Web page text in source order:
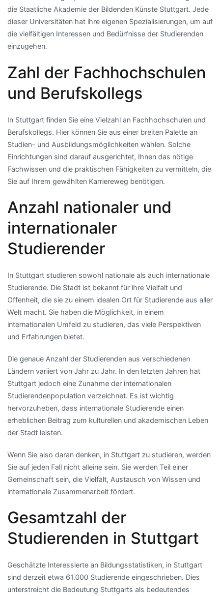
die Staatliche Akademie der Bildenden Künste Stuttgart. Jede
dieser Universitäten hat ihre eigenen Spezialisierungen, um auf
die vielfältigen Interessen und Bedürfnisse der Studierenden
einzugehen.
Zahl der Fachhochschulen
und Berufskollegs
In Stuttgart finden Sie eine Vielzahl an Fachhochschulen und
Berufskollegs. Hier können Sie aus einer breiten Palette an
Studien- und Ausbildungsmöglichkeiten wählen. Solche
Einrichtungen sind darauf ausgerichtet, Ihnen das nötige
Fachwissen und die praktischen Fähigkeiten zu vermitteln, die
Sie auf Ihrem gewählten Karriereweg benötigen.
Anzahl nationaler und
internationaler
Studierender
In Stuttgart studieren sowohl nationale als auch internationale
Studierende. Die Stadt ist bekannt für ihre Vielfalt und
Offenheit, die sie zu einem idealen Ort für Studierende aus aller
Welt macht. Sie haben die Möglichkeit, in einem
internationalen Umfeld zu studieren, das viele Perspektiven
und Erfahrungen bietet.
Die genaue Anzahl der Studierenden aus verschiedenen
Ländern variiert von Jahr zu Jahr. In den letzten Jahren hat
Stuttgart jedoch eine Zunahme der internationalen
Studierendenpopulation verzeichnet. Es ist wichtig
hervorzuheben, dass internationale Studierende einen
erheblichen Beitrag zum kulturellen und akademischen Leben
der Stadt leisten.
Wenn Sie also daran denken, in Stuttgart zu studieren, werden
Sie auf jeden Fall nicht alleine sein. Sie werden Teil einer
Gemeinschaft sein, die Vielfalt, Austausch von Wissen und
internationale Zusammenarbeit fördert.
Gesamtzahl der
Studierenden in Stuttgart
Geschätzte Interessierte an Bildungsstatistiken, in Stuttgart
sind derzeit etwa 61.000 Studierende eingeschrieben. Dies
unterstreicht die Bedeutung Stuttgarts als bedeutendes